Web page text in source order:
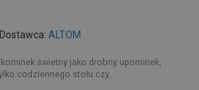
Dostawca: ALTOM
świetny jako drobny upominek,
codziennego stołu czy...